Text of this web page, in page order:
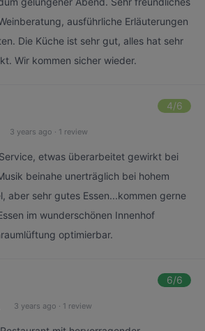
ausführliche Erläuterungen
Die Küche ist sehr gut, alles hat sehr
Wir kommen sicher wieder.
4/6
3 years ago · 1 review
etwas überarbeitet gewirkt bei
beinahe unerträglich bei hohem
aber sehr gutes Essen...kommen gerne
im wunderschönen Innenhof
optimierbar.
6/6
3 years ago · 1 review